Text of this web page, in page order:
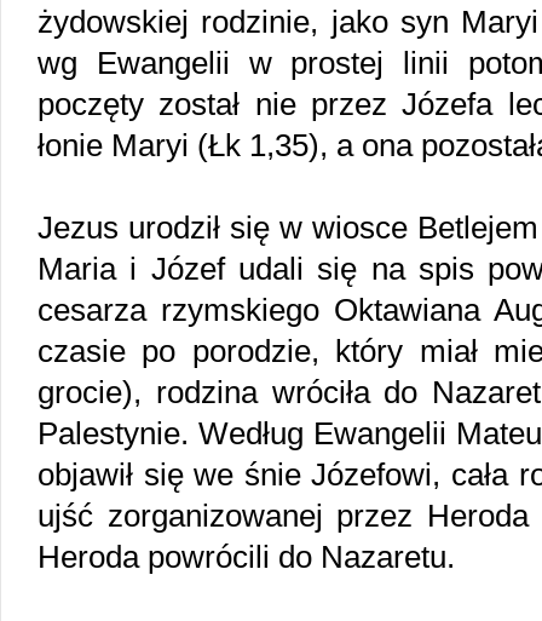
żydowskiej rodzinie, jako syn
wg Ewangelii w prostej linii
poczęty został nie przez Józefa
łonie Maryi (Łk 1,35), a ona
Jezus urodził się w wiosce
Maria i Józef udali się na spis
cesarza rzymskiego Oktawiana
czasie po porodzie, który miał
grocie), rodzina wróciła do
Palestynie. Według Ewangelii
objawił się we śnie Józefowi, cała
ujść zorganizowanej przez
Heroda powrócili do Nazaretu.